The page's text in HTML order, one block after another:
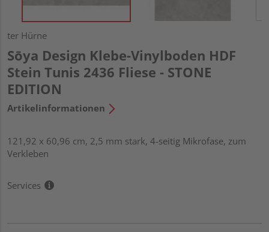
ter Hürne
Sōya Design Klebe-Vinylboden HDF
Stein Tunis 2436 Fliese - STONE
EDITION
Artikelinformationen
121,92 x 60,96 cm, 2,5 mm stark, 4-seitig Mikrofase, zum
Verkleben
Services